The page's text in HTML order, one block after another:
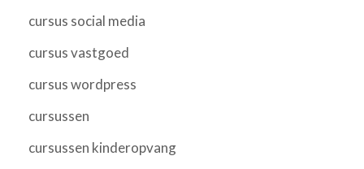
cursus social media
cursus vastgoed
cursus wordpress
cursussen
cursussen kinderopvang